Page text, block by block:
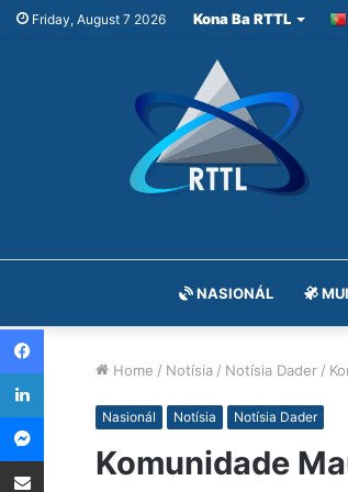
Friday, August 7 2026 Kona Ba RTTL
NASIONÁL
Home / Notísia / Notísia Dader /
Nasionál Notísia Notísia Dader
Komunidade
Facebook
LinkedIn
Messenger